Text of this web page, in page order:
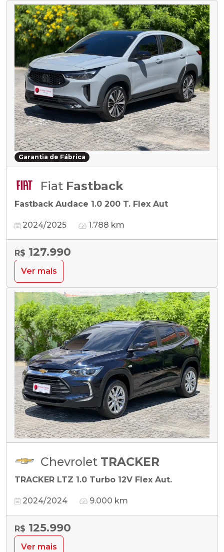
Garantia de Fábrica
Fiat Fastback
Fastback Audace 1.0 200 T. Flex Aut
2024/2025 1.788 km
R$ 127.990
Ver mais
Chevrolet TRACKER
TRACKER LTZ 1.0 Turbo 12V Flex Aut.
2024/2024 9.000 km
R$ 125.990
Ver mais